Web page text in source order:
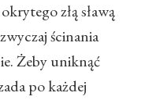
złą sławą
ścinania
Żeby uniknąć
po każdej